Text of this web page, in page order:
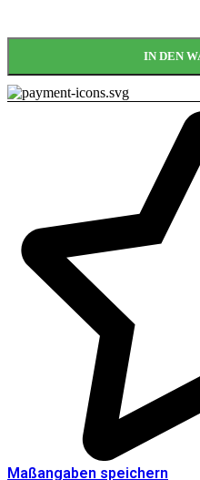
IN DEN
Maßangaben speichern